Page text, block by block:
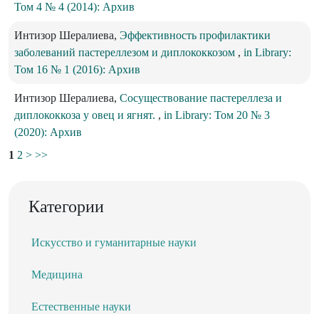
Том 4 № 4 (2014): Архив
Интизор Шералиева, Эффективность профилактики
заболеваний пастереллезом и диплококкозом , in Library:
Том 16 № 1 (2016): Архив
Интизор Шералиева, Сосуществование пастереллеза и
диплококкоза у овец и ягнят. , in Library: Том 20 № 3
(2020): Архив
1 2 > >>
Категории
Искусство и гуманитарные науки
Медицина
Естественные науки